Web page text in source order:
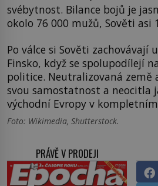
svébytnost. Bilance bojů je
okolo 76 000 mužů, Sověti asi
Po válce si Sověti
Finsko, když se spolupodílejí
politice. Neutralizovaná země
svou samostatnost a neocitla
východní Evropy v
Foto: Wikimedia, Shutterstock.
PRÁVĚ V PRODEJI